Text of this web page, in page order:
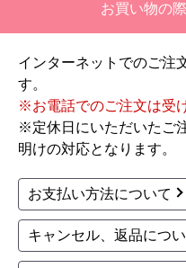
お買い物の
インターネットでのご注
す。
※お電話でのご注文は受
※定休日にいただいたご
明けの対応となります。
お支払い方法について
キャンセル、返品につ